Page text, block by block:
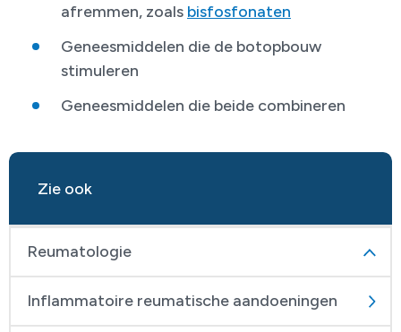
afremmen, zoals bisfosfonaten
Geneesmiddelen die de botopbouw
stimuleren
Geneesmiddelen die beide combineren
Zie ook
Reumatologie
Inflammatoire reumatische aandoeningen